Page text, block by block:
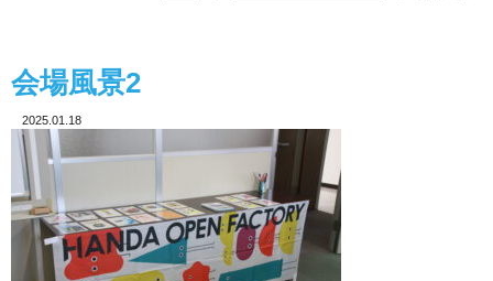
会場風景2
2025.01.18